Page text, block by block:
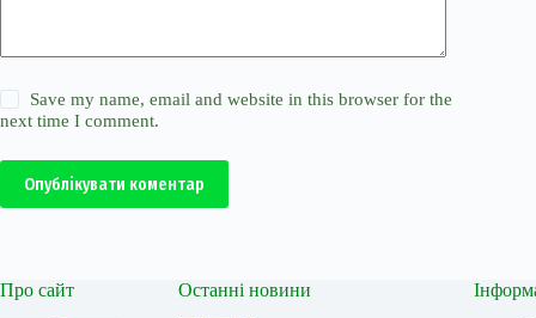
Save my name, email and website in this browser for the
next time I comment.
Опублікувати коментар
Про сайт Останні новини